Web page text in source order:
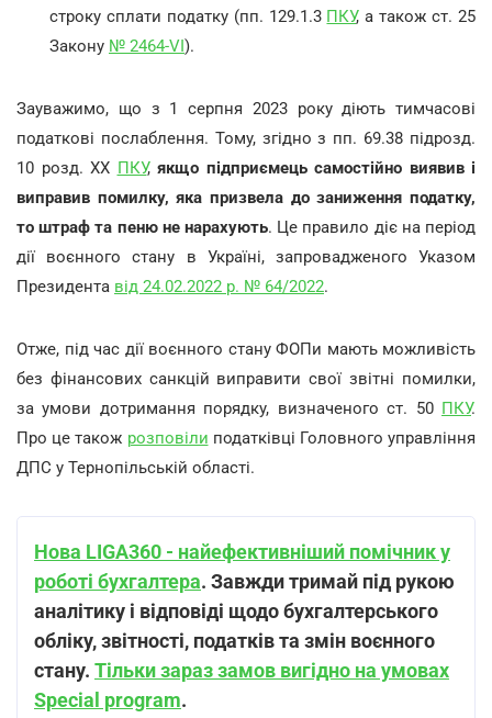
строку сплати податку (пп. 129.1.3 ПКУ, а також ст. 25
Закону № 2464-VI).
Зауважимо, що з 1 серпня 2023 року діють тимчасові
податкові послаблення. Тому, згідно з пп. 69.38 підрозд.
10 розд. XX ПКУ, якщо підприємець самостійно виявив і
виправив помилку, яка призвела до заниження податку,
то штраф та пеню не нарахують. Це правило діє на період
дії воєнного стану в Україні, запровадженого Указом
Президента від 24.02.2022 р. № 64/2022.
Отже, під час дії воєнного стану ФОПи мають можливість
без фінансових санкцій виправити свої звітні помилки,
за умови дотримання порядку, визначеного ст. 50 ПКУ.
Про це також розповіли податківці Головного управління
ДПС у Тернопільській області.
Нова LIGA360 - найефективніший помічник у
роботі бухгалтера. Завжди тримай під рукою
аналітику і відповіді щодо бухгалтерського
обліку, звітності, податків та змін воєнного
стану. Тільки зараз замов вигідно на умовах
Special program.